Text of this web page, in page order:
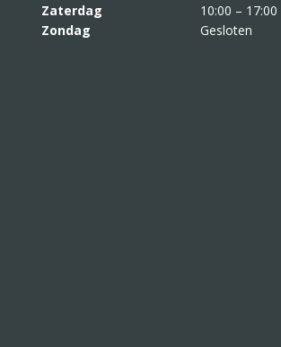
Zaterdag
10:00 – 17:00
Zondag
Gesloten